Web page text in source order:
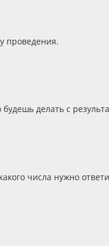
проведения.
делать с
числа нужно